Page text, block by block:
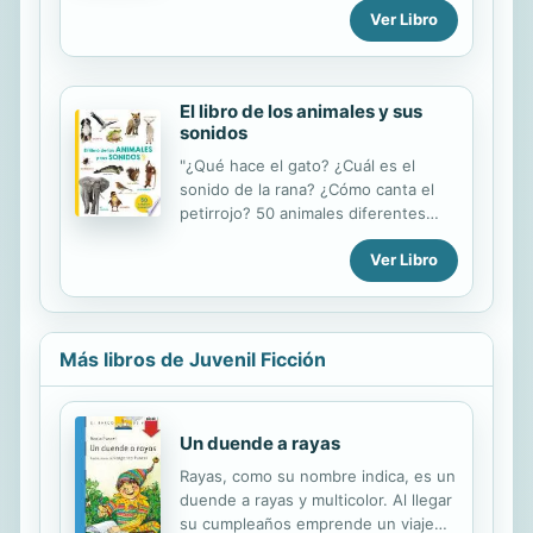
Coco, who always asks him for hugs
and gives kisses that make him feel
grandmother, Ati will learn to use
creativity to cope.
Ver Libro
El libro de los animales y sus
sonidos
"¿Qué hace el gato? ¿Cuál es el
sonido de la rana? ¿Cómo canta el
petirrojo? 50 animales diferentes
toman vida gracias a los círculos
presentes en cada página y sobre el
dibujo de cada animal. Dividido en
siete hábitats distintos, este libro da
a conocer diversos animales,
comunes y no tan comunes,
la motricidad fina de los niños."--
Ver Libro
Más libros de Juvenil Ficción
Un duende a rayas
Rayas, como su nombre indica, es un
duende a rayas y multicolor. Al llegar
su cumpleaños emprende un viaje